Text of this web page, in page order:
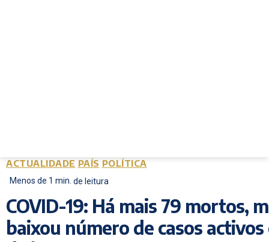
ACTUALIDADE PAÍS POLÍTICA
Menos de 1 min. de leitura
COVID-19: Há mais 79 mortos,
baixou número de casos activos